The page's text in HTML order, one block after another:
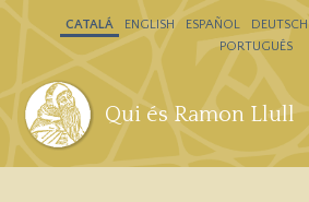
Vés al contingut
Qui és Ramon Llull
CATALÁ ENGLISH ESPAÑOL DEUTSCH
PORTUGUÊS